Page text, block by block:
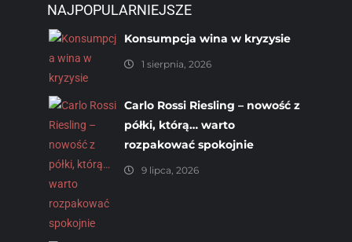
NAJPOPULARNIEJSZE
Konsumpcja wina w kryzysie
1 sierpnia, 2026
Carlo Rossi Riesling – nowość z
półki, którą… warto
rozpakować spokojnie
9 lipca, 2026